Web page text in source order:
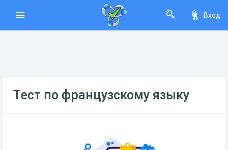
Вход
Тест по французскому языку